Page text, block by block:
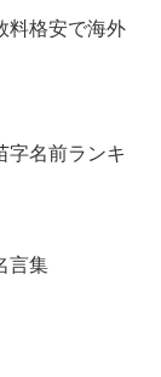
料格安で海外
字名前ランキ
言集